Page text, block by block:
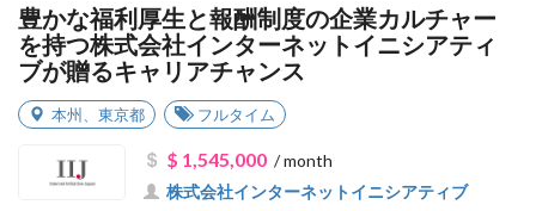
豊かな福利厚生と報酬制度の企業カルチャー
を持つ株式会社インターネットイニシアティ
ブが贈るキャリアチャンス
本州 東京都 フルタイム
$ 1,545,000/ month
株式会社インターネットイニシアティブ